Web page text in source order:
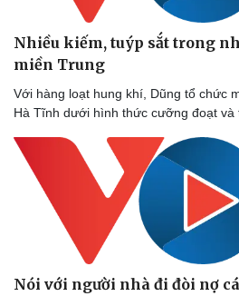
Nhiều kiếm, tuýp sắt trong
miền Trung
Với hàng loạt hung khí, Dũng tổ chức
Hà Tĩnh dưới hình thức cưỡng đoạt và
Nói với người nhà đi đòi nợ